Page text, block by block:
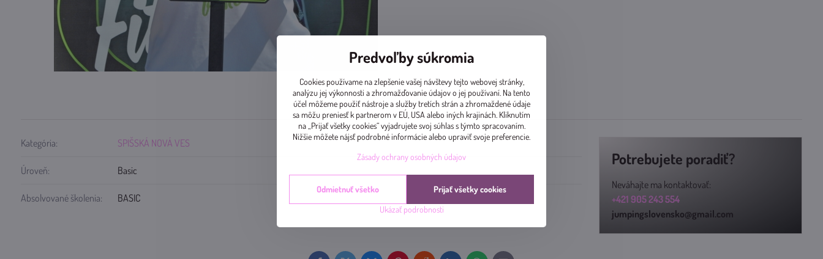
Doplnkové informácie Diskusia 0
Kategória: SPIŠSKÁ NOVÁ VES
Úroveň: Basic
Absolvované školenia: BASIC
Potrebujete poradiť?
Neváhajte ma kontaktovať:
+421 905 243 554
jumpingslovensko@gmail.com
Predvoľby súkromia
Cookies používame na zlepšenie vašej návštevy tejto webovej stránky,
analýzu jej výkonnosti a zhromažďovanie údajov o jej používaní. Na tento
účel môžeme použiť nástroje a služby tretích strán a zhromaždené údaje
sa môžu preniesť k partnerom v EÚ, USA alebo iných krajinách. Kliknutím
na „Prijať všetky cookies“ vyjadrujete svoj súhlas s týmto spracovaním.
Nižšie môžete nájsť podrobné informácie alebo upraviť svoje preferencie.
Zásady ochrany osobných údajov
Ukázať podrobnosti
Prijať všetky cookies
Odmietnuť všetko